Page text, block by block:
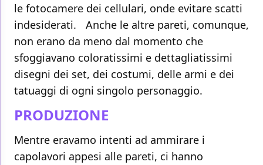
le fotocamere dei cellulari, onde evitare scatti
indesiderati. Anche le altre pareti, comunque,
non erano da meno dal momento che
sfoggiavano coloratissimi e dettagliatissimi
disegni dei set, dei costumi, delle armi e dei
tatuaggi di ogni singolo personaggio.
PRODUZIONE
Mentre eravamo intenti ad ammirare i
capolavori appesi alle pareti, ci hanno